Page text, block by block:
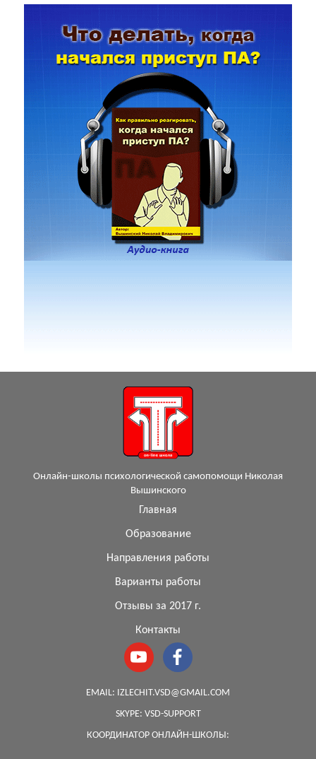
Онлайн-школы психологической самопомощи Николая
Вышинского
Главная
Образование
Направления работы
Варианты работы
Отзывы за 2017 г.
Контакты
EMAIL: IZLECHIT.VSD@GMAIL.COM
SKYPE: VSD-SUPPORT
КООРДИНАТОР ОНЛАЙН-ШКОЛЫ: